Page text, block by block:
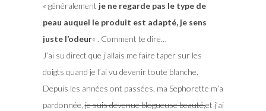
« généralement je ne regarde pas le type de
peau auquel le produit est adapté, je sens
juste l’odeur« . Comment te dire…
J’ai su direct que j’allais me faire taper sur les
doigts quand je l’ai vu devenir toute blanche.
Depuis les années ont passées, ma Sephorette m’a
pardonnée,je suis devenue blogueuse beauté,et j’ai